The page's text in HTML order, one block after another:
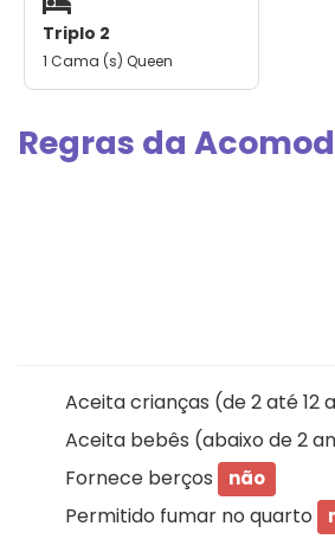
Triplo 2
1 Cama (s) Queen
Regras da
Aceita crianças (de 2 até 12
Aceita bebês (abaixo de 2
Fornece berços não
Permitido fumar no quarto